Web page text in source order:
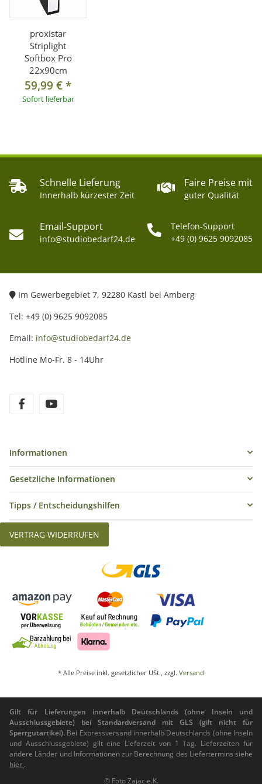
proxistar
Striplight
Softbox Pro
22x90cm
59,99 €*
Sofort lieferbar
Schnelle Lieferung
Innerhalb kürzester Zeit
Faire Preise mit
guter Qualität
Email-Support
info@studiobedarf24.de
Telefon-Support
+49 (0) 9625 9092085
Im Gewerbegebiet 7, 92280 Kastl bei Amberg
Tel: +49 (0) 9625 9092085
Email: info@studiobedarf24.de
Hotline Mo-Fr. 8 - 14Uhr
Informationen
Gesetzliche Informationen
Tipps / Entscheidungshilfen
VERTRAG WIDERRUFEN
* Alle Preise inkl. gesetzlicher USt., zzgl. Versand
Gilt für Lieferungen innerhalb Deutschlands (ohne Inseln und
Ausschlussgebiete) bei Standardversand mit GLS (gilt nicht für
Sperrgutartikel). Bei Expressversand innerhalb Deutschlands (ohne Inseln
und Ausschlussgebiete) gilt eine Lieferzeit von 1 Tag. Lieferzeiten für
andere Länder und Informationen zur Berechnung des Liefertermins siehe
hier .
© Foto Zajac e.K.